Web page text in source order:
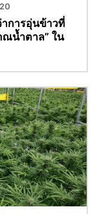
การอุ่นข้าวที่
ณน้ำตาล” ใน